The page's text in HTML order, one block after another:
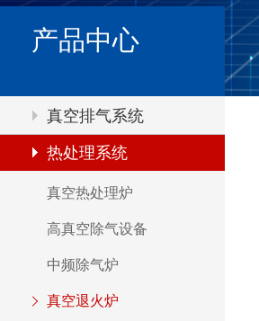
产品中心
真空排气系统
热处理系统
真空热处理炉
高真空除气设备
中频除气炉
真空退火炉